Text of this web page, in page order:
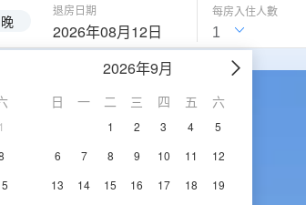
退房日期
2026年08月12日
1
2026年9月
日 一 二 三 四 五 六
1 2 3 4
5
6
7 8 9 10 11
12
13
14 15 16 17 18
19
每房入住人數